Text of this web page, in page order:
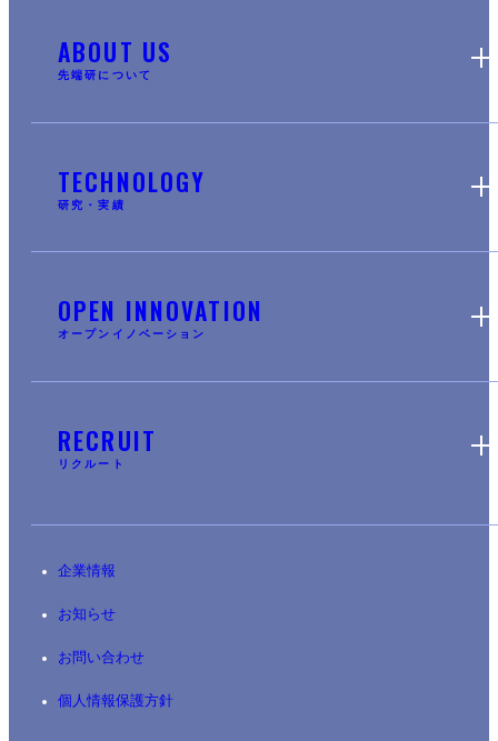
ABOUT US
先端研について
TECHNOLOGY
研究・実績
OPEN INNOVATION
オープンイノベーション
RECRUIT
リクルート
企業情報
お知らせ
お問い合わせ
個人情報保護方針